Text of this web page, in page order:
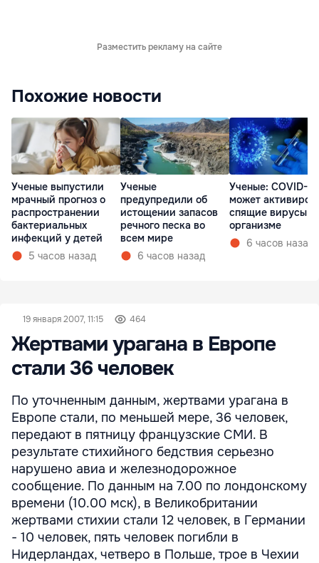
Разместить рекламу на сайте
Похожие новости
Ученые выпустили
мрачный прогноз о
распространении
бактериальных
инфекций у детей
5 часов назад
Ученые
предупредили об
истощении запасов
речного песка во
всем мире
6 часов назад
Ученые: COVID-19
может
спящие вирусы в
организме
6 часов назад
19 января 2007, 11:15 464
Жертвами урагана в Европе
стали 36 человек
По уточненным данным, жертвами урагана в
Европе стали, по меньшей мере, 36 человек,
передают в пятницу французские СМИ. В
результате стихийного бедствия серьезно
нарушено авиа и железнодорожное
сообщение. По данным на 7.00 по лондонскому
времени (10.00 мск), в Великобритании
жертвами стихии стали 12 человек, в Германии
- 10 человек, пять человек погибли в
Нидерландах, четверо в Польше, трое в Чехии